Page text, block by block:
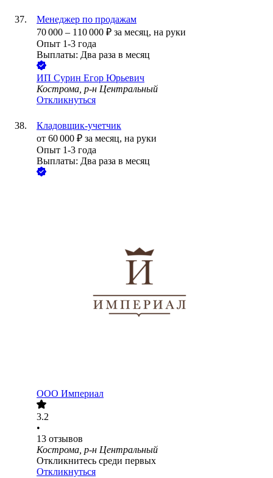
Менеджер по продажам
70 000 – 110 000 ₽ за месяц, на руки
Опыт 1-3 года
Выплаты: Два раза в месяц
ИП Сурин Егор Юрьевич
Кострома, р-н Центральный
Откликнуться
Кладовщик-учетчик
от 60 000 ₽ за месяц, на руки
Опыт 1-3 года
Выплаты: Два раза в месяц
ООО Империал
3.2
•
13 отзывов
Кострома, р-н Центральный
Откликнитесь среди первых
Откликнуться